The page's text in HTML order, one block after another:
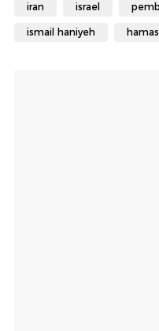
iran israel
ismail haniyeh hamas